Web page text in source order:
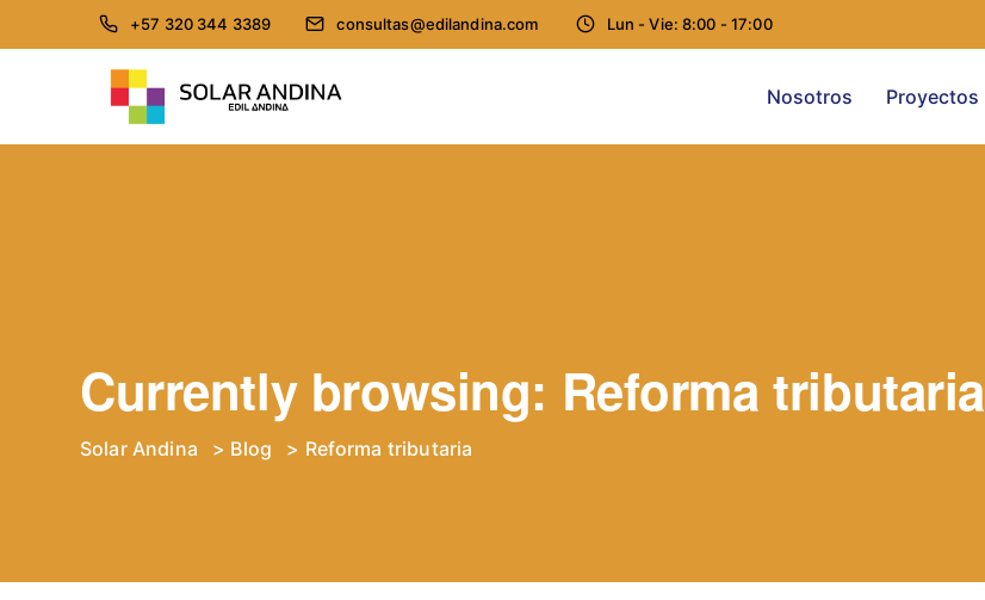
+57 320 344 3389 consultas@edilandina.com Lun - Vie: 8:00 - 17:00
Nosotros Proyectos
Currently browsing: Reforma tributaria
Solar Andina > Blog > Reforma tributaria